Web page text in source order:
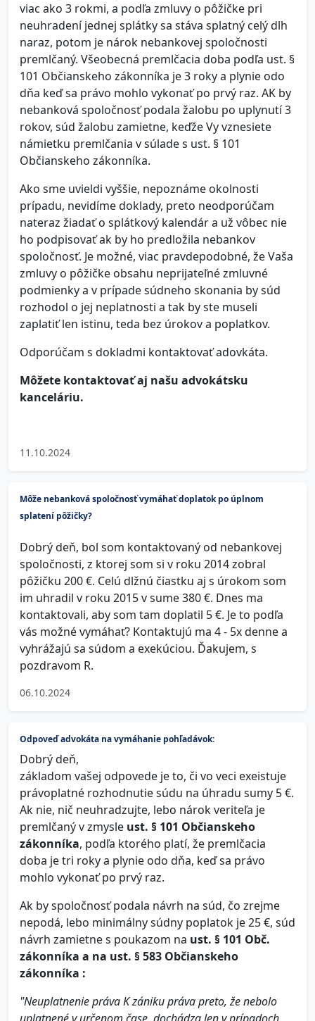
viac ako 3 rokmi, a podľa zmluvy o pôžičke pri
neuhradení jednej splátky sa stáva splatný celý dlh
naraz, potom je nárok nebankovej spoločnosti
premlčaný. Všeobecná premlčacia doba podľa ust. §
101 Občianskeho zákonníka je 3 roky a plynie odo
dňa keď sa právo mohlo vykonať po prvý raz. AK by
nebanková spoločnosť podala žalobu po uplynutí 3
rokov, súd žalobu zamietne, keďže Vy vznesiete
námietku premlčania v súlade s ust. § 101
Občianskeho zákonníka.
Ako sme uvieldi vyššie, nepoznáme okolnosti
prípadu, nevidíme doklady, preto neodporúčam
nateraz žiadať o splátkový kalendár a už vôbec nie
ho podpisovať ak by ho predložila nebankov
spoločnosť. Je možné, viac pravdepodobné, že Vaša
zmluvy o pôžičke obsahu neprijateľné zmluvné
podmienky a v prípade súdneho skonania by súd
rozhodol o jej neplatnosti a tak by ste museli
zaplatiť len istinu, teda bez úrokov a poplatkov.
Odporúčam s dokladmi kontaktovať adovkáta.
Môžete kontaktovať aj našu advokátsku
kanceláriu.
11.10.2024
Môže nebanková spoločnosť vymáhať doplatok po úplnom
splatení pôžičky?
Dobrý deň, bol som kontaktovaný od nebankovej
spoločnosti, z ktorej som si v roku 2014 zobral
pôžičku 200 €. Celú dlžnú čiastku aj s úrokom som
im uhradil v roku 2015 v sume 380 €. Dnes ma
kontaktovali, aby som tam doplatil 5 €. Je to podľa
vás možné vymáhať? Kontaktujú ma 4 - 5x denne a
vyhrážajú sa súdom a exekúciou. Ďakujem, s
pozdravom R.
06.10.2024
Odpoveď advokáta na vymáhanie pohľadávok:
Dobrý deň,
základom vašej odpovede je to, či vo veci exeistuje
právoplatné rozhodnutie súdu na úhradu sumy 5 €.
Ak nie, nič neuhradzujte, lebo nárok veriteľa je
premlčaný v zmysle ust. § 101 Občianskeho
zákonníka, podľa ktorého platí, že premlčacia
doba je tri roky a plynie odo dňa, keď sa právo
mohlo vykonať po prvý raz.
Ak by spoločnosť podala návrh na súd, čo zrejme
nepodá, lebo minimálny súdny poplatok je 25 €, súd
návrh zamietne s poukazom na ust. § 101 Obč.
zákonníka a na ust. § 583 Občianskeho
zákonníka :
"Neuplatnenie právaK zániku práva preto, že nebolo